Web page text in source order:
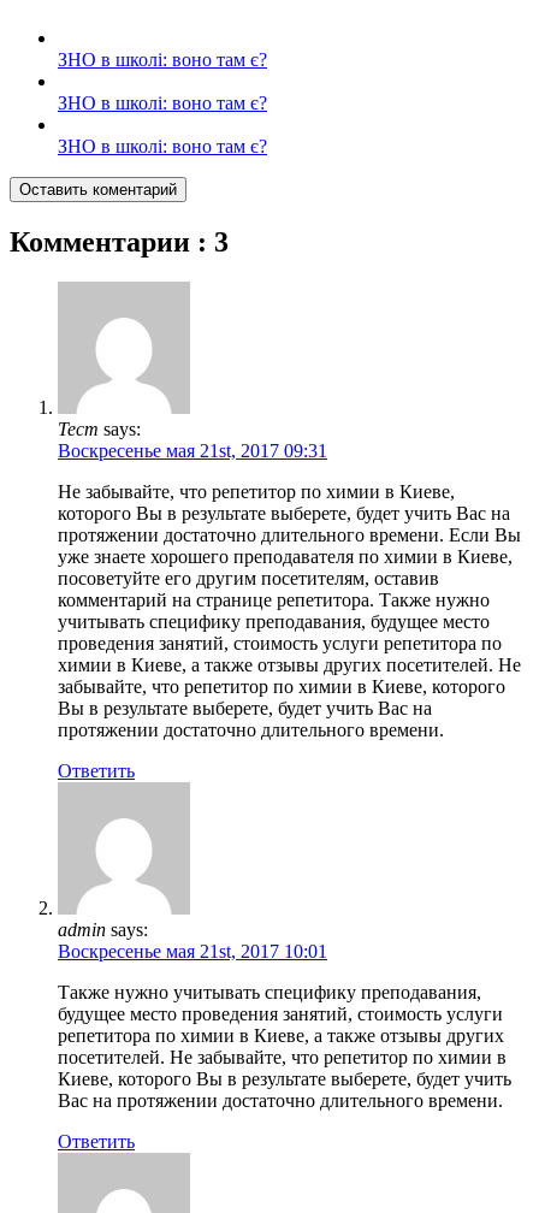
ЗНО в школі: воно там є?
ЗНО в школі: воно там є?
ЗНО в школі: воно там є?
Оставить коментарий
Комментарии : 3
Тест says:
Воскресенье мая 21st, 2017 09:31
Не забывайте, что репетитор по химии в Киеве,
которого Вы в результате выберете, будет учить Вас на
протяжении достаточно длительного времени. Если Вы
уже знаете хорошего преподавателя по химии в Киеве,
посоветуйте его другим посетителям, оставив
комментарий на странице репетитора. Также нужно
учитывать специфику преподавания, будущее место
проведения занятий, стоимость услуги репетитора по
химии в Киеве, а также отзывы других посетителей. Не
забывайте, что репетитор по химии в Киеве, которого
Вы в результате выберете, будет учить Вас на
протяжении достаточно длительного времени.
Ответить
admin says:
Воскресенье мая 21st, 2017 10:01
Также нужно учитывать специфику преподавания,
будущее место проведения занятий, стоимость услуги
репетитора по химии в Киеве, а также отзывы других
посетителей. Не забывайте, что репетитор по химии в
Киеве, которого Вы в результате выберете, будет учить
Вас на протяжении достаточно длительного времени.
Ответить